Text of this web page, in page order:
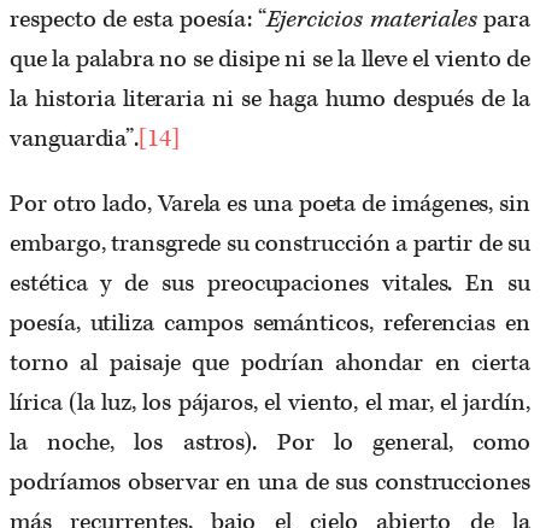
respecto de esta poesía: “Ejercicios materialespara
que la palabra no se disipe ni se la lleve el viento de
la historia literaria ni se haga humo después de la
vanguardia”.[14]
Por otro lado, Varela es una poeta de imágenes, sin
embargo, transgrede su construcción a partir de su
estética y de sus preocupaciones vitales. En su
poesía, utiliza campos semánticos, referencias en
torno al paisaje que podrían ahondar en cierta
lírica (la luz, los pájaros, el viento, el mar, el jardín,
la noche, los astros). Por lo general, como
podríamos observar en una de sus construcciones